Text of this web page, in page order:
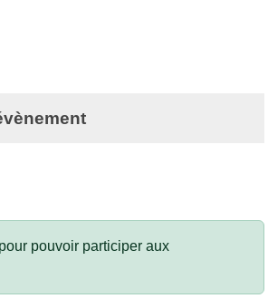
pour pouvoir participer aux